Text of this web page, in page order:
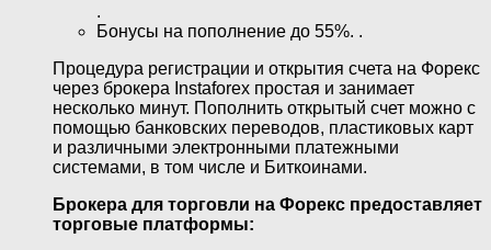
.
Бонусы на пополнение до 55%. .
Процедура регистрации и открытия счета на Форекс
через брокера Instaforex простая и занимает
несколько минут. Пополнить открытый счет можно с
помощью банковских переводов, пластиковых карт
и различными электронными платежными
системами, в том числе и Биткоинами.
Брокера для торговли на Форекс предоставляет
торговые платформы: